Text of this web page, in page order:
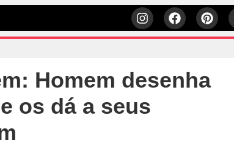
Homem desenha
os dá a seus